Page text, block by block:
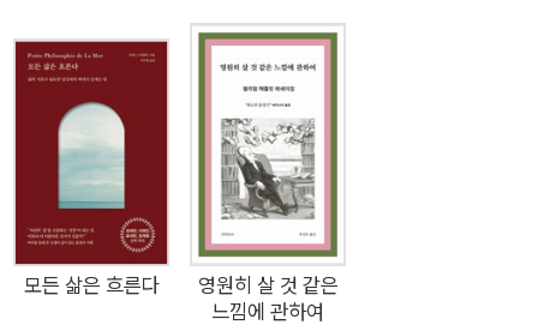
박연준(시인) 유튜브와 SNS, 숏폼이 지배하는 세상, 영화나 드
라마마저 ‘10분 요약’으로 즐길 만큼 숨가쁘게 돌아가는 가운데
서도 걷기 인구는 오히려 늘고 있다. 바쁜 일상에서 걷는 행위를
열망하게 되는 이유는 무엇일까. 두 발을 번갈아 내딛는 단순한
행위이자, 수단이자 목적 그 자체인 ‘걷기’는 인간의 역사를 통틀
어 철학과 예술에 자극제가 되어왔다. 그리고 현대인들에게는 가
장 손쉬운 명상법이자 치유법이기도 하다. 위대한 작가, 예술가,
철학자 대다수가 열정적인 산책자였으며 그들에게 걷기가 주요
한 영감이자 소재가 되어온 사실은 그리 놀랍지 않다. 니체는 "진
모든 삶은 흐른다
영원히 살 것 같은
느낌에 관하여